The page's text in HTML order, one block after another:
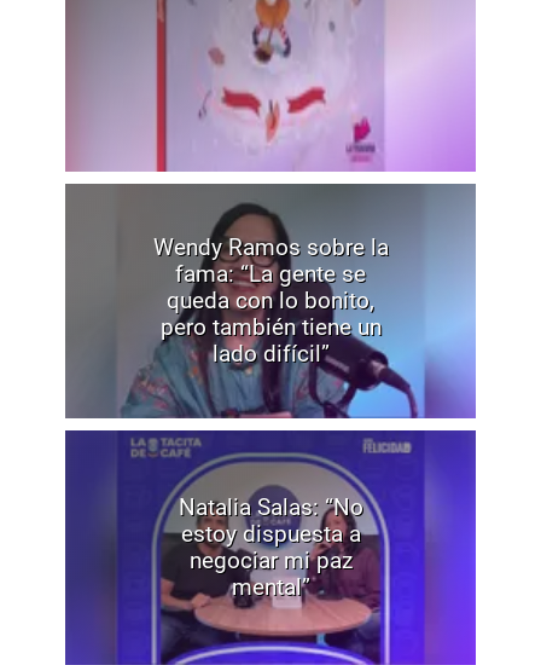
Wendy Ramos sobre la
fama: “La gente se
queda con lo bonito,
pero también tiene un
lado difícil”
Natalia Salas: “No
estoy dispuesta a
negociar mi paz
mental”